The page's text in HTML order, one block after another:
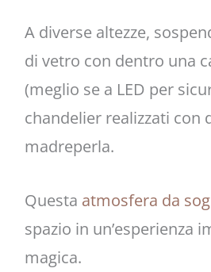
A diverse altezze,
di vetro con dentro una
(meglio se a LED per
chandelier realizzati con
madreperla.
Questa atmosfera da
spazio in un’esperienza
magica.